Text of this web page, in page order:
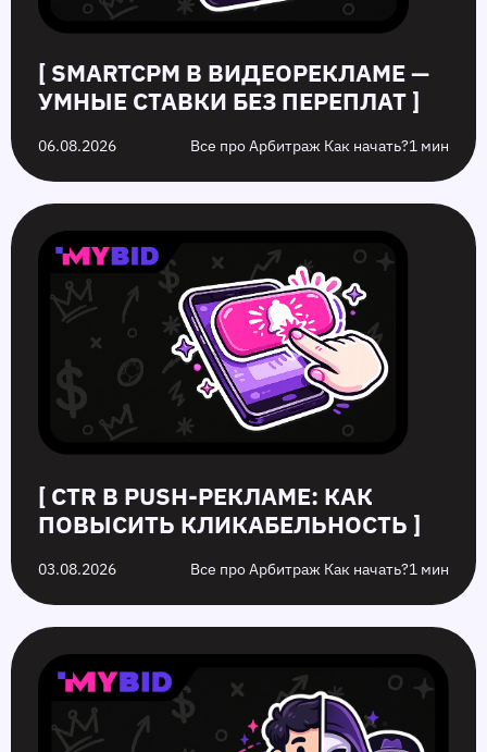
[ SMARTCPM В ВИДЕОРЕКЛАМЕ —
УМНЫЕ СТАВКИ БЕЗ ПЕРЕПЛАТ ]
06.08.2026 Все про Арбитраж Как начать?1 мин
[ CTR В PUSH-РЕКЛАМЕ: КАК
ПОВЫСИТЬ КЛИКАБЕЛЬНОСТЬ ]
03.08.2026 Все про Арбитраж Как начать?1 мин